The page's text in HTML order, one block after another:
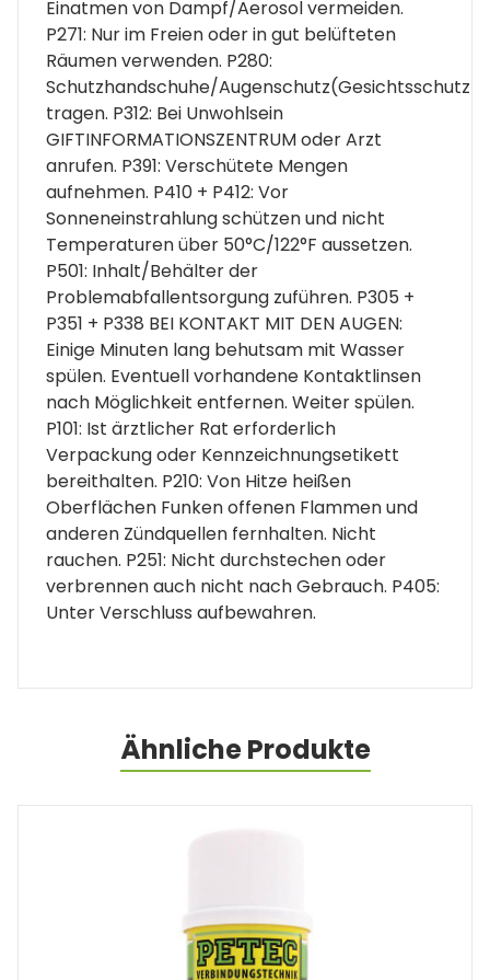
Einatmen von Dampf/Aerosol vermeiden.
P271: Nur im Freien oder in gut belüfteten
Räumen verwenden. P280:
Schutzhandschuhe/Augenschutz(Gesichtsschutz
tragen. P312: Bei Unwohlsein
GIFTINFORMATIONSZENTRUM oder Arzt
anrufen. P391: Verschütete Mengen
aufnehmen. P410 + P412: Vor
Sonneneinstrahlung schützen und nicht
Temperaturen über 50°C/122°F aussetzen.
P501: Inhalt/Behälter der
Problemabfallentsorgung zuführen. P305 +
P351 + P338 BEI KONTAKT MIT DEN AUGEN:
Einige Minuten lang behutsam mit Wasser
spülen. Eventuell vorhandene Kontaktlinsen
nach Möglichkeit entfernen. Weiter spülen.
P101: Ist ärztlicher Rat erforderlich
Verpackung oder Kennzeichnungsetikett
bereithalten. P210: Von Hitze heißen
Oberflächen Funken offenen Flammen und
anderen Zündquellen fernhalten. Nicht
rauchen. P251: Nicht durchstechen oder
verbrennen auch nicht nach Gebrauch. P405:
Unter Verschluss aufbewahren.
Ähnliche Produkte